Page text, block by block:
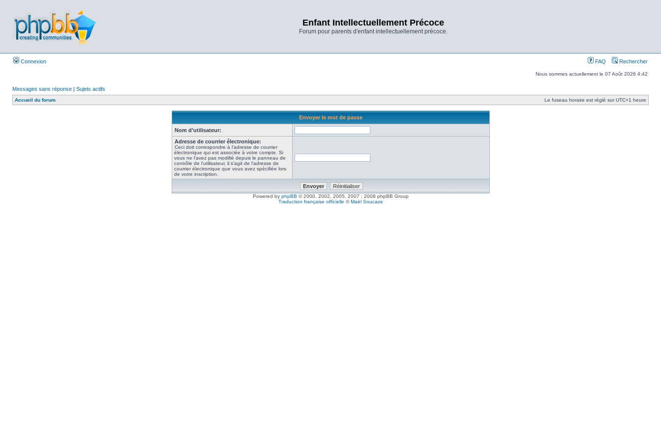
Enfant Intellectuellement Précoce
Forum pour parents d'enfant intellectuellement précoce.
Connexion FAQ Rechercher
Nous sommes actuellement le 07 Août 2026 4:42
Messages sans réponse | Sujets actifs
Accueil du forum Le fuseau horaire est réglé sur UTC+1 heure
Envoyer le mot de passe
Nom d’utilisateur:
Adresse de courrier électronique:
Ceci doit correspondre à l’adresse de courrier
électronique qui est associée à votre compte. Si
vous ne l’avez pas modifié depuis le panneau de
contrôle de l’utilisateur, il s’agit de l’adresse de
courrier électronique que vous avez spécifiée lors
de votre inscription.
Powered by phpBB © 2000, 2002, 2005, 2007 ; 2008 phpBB Group
Traduction française officielle ©Maël Soucaze